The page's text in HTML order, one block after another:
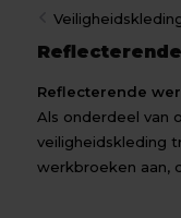
Reflecterende
Als onderdeel van
veiligheidskleding
werkbroeken aan,